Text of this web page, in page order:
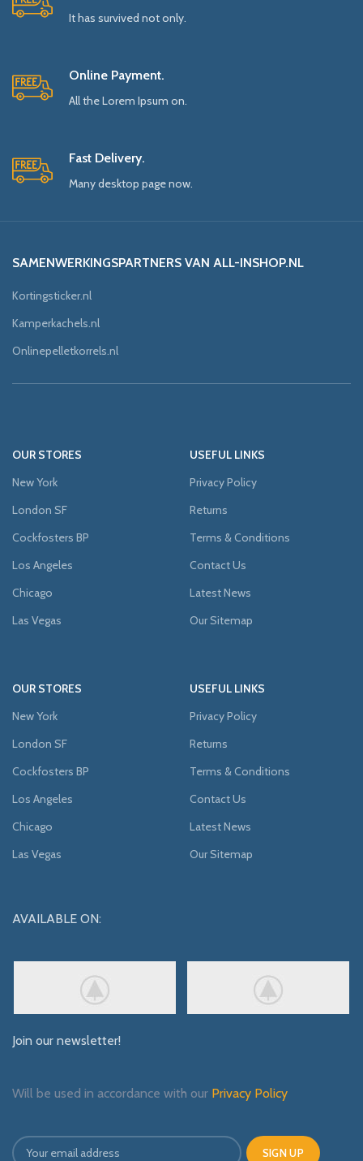
It has survived not only.
Online Payment.
All the Lorem Ipsum on.
Fast Delivery.
Many desktop page now.
SAMENWERKINGSPARTNERS VAN ALL-INSHOP.NL
Kortingsticker.nl
Kamperkachels.nl
Onlinepelletkorrels.nl
OUR STORES
New York
London SF
Cockfosters BP
Los Angeles
Chicago
Las Vegas
USEFUL LINKS
Privacy Policy
Returns
Terms & Conditions
Contact Us
Latest News
Our Sitemap
OUR STORES
New York
London SF
Cockfosters BP
Los Angeles
Chicago
Las Vegas
USEFUL LINKS
Privacy Policy
Returns
Terms & Conditions
Contact Us
Latest News
Our Sitemap
AVAILABLE ON:
Join our newsletter!
Will be used in accordance with our Privacy Policy